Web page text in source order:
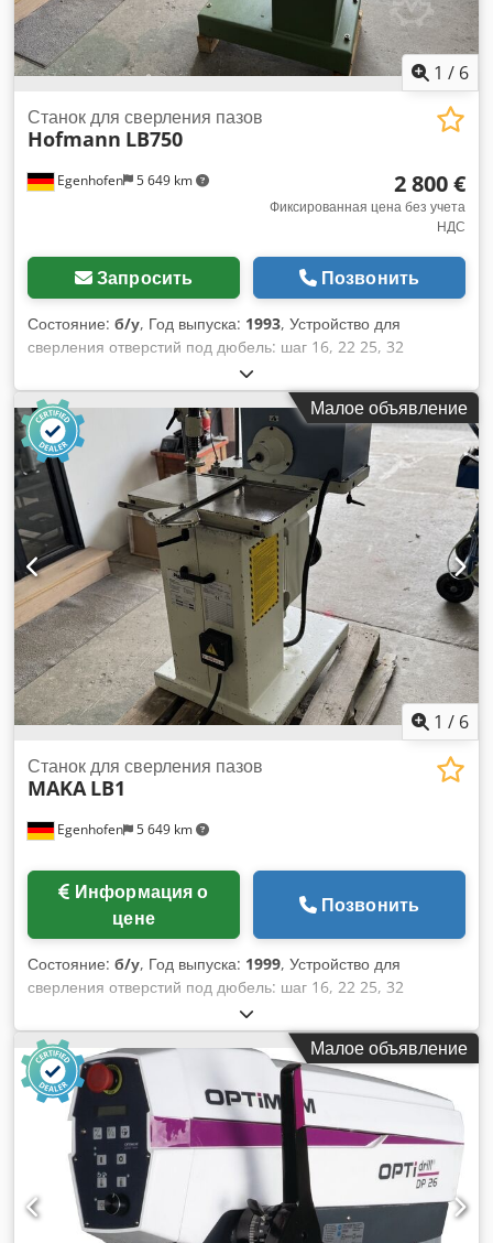
1 / 6
Egenhofen 5 649 km
Станок для сверления пазов
Hofmann LB750
2 800 €
Фиксированная цена без учета
НДС
Запросить Позвонить
Состояние: б/у, Год выпуска: 1993, Устройство для
сверления отверстий под дюбель: шаг 16, 22 25, 32
Глубина сверления: 145 мм Длина паза: 240 мм Диапазон
регулировки высоты: 135 мм Мощность двигателя: 1,3 / 1,8
кВт Скорость: 1400 / 2800 об/мин Dedpfx Aswhuu Eod Sjwa
Прижимное устройство: ручное Вытяжное соединение: 100
мм Длина машины: 1280 мм Ширина машины: 960 мм Вес:
300 кг.
Малое объявление
1 / 6
Egenhofen 5 649 km
Станок для сверления пазов
MAKA LB1
цене
Позвонить
Состояние: б/у, Год выпуска: 1999, Устройство для
сверления отверстий под дюбель: шаг 16, 22 25, 32
Глубина сверления: 145 мм Длина паза: 240 мм Диапазон
регулировки высоты: 135 мм Мощность двигателя: 1,5 кВт
Скорость: 2800 об/мин Вытяжное соединение: 100 мм
Dedpfx Aev S Diued Sswa Длина машины: 1280 мм Ширина
машины: 960 мм Вес: 250 кг.
Малое объявление